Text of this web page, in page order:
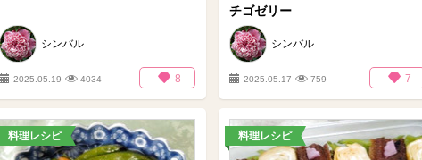
シンバル
2025.05.19 4034 8
チゴゼリー
シンバル
2025.05.17 759 7
料理レシピ 料理レシピ